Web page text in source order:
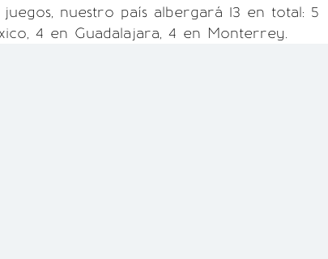
nuestro país albergará 13 en total: 5
4 en Guadalajara, 4 en Monterrey.